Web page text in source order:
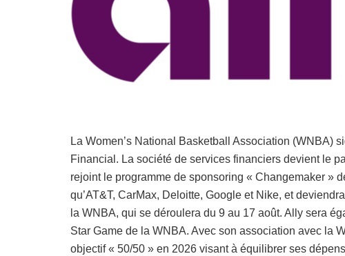
La Women’s National Basketball Association (WNBA)
Financial. La société de services financiers devient le
rejoint le programme de sponsoring « Changemaker »
qu’AT&T, CarMax, Deloitte, Google et Nike, et
la WNBA, qui se déroulera du 9 au 17 août. Ally sera
Star Game de la WNBA. Avec son association avec la
objectif « 50/50 » en 2026 visant à équilibrer ses